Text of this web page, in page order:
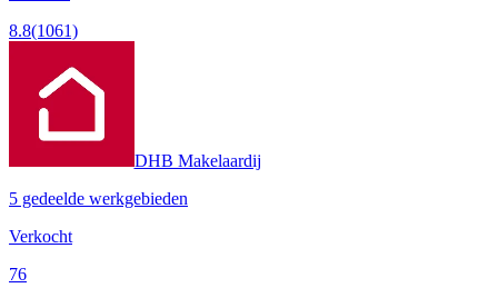
8.8(1061)
DHB Makelaardij
5 gedeelde werkgebieden
Verkocht
76